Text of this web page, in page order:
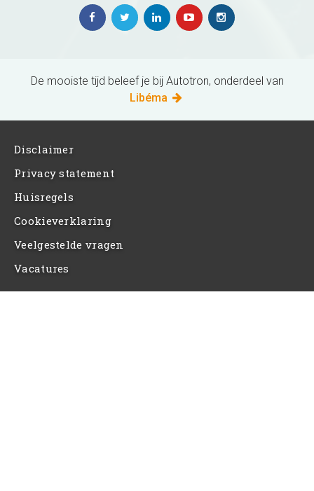
De mooiste tijd beleef je bij Autotron, onderdeel van
Libéma
Disclaimer
Privacy statement
Huisregels
Cookieverklaring
Veelgestelde vragen
Vacatures